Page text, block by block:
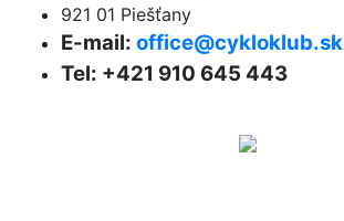
921 01 Piešťany
E-mail: office@cykloklub.sk
Tel: +421 910 645 443